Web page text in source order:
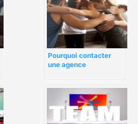
Pourquoi contacter
une agence